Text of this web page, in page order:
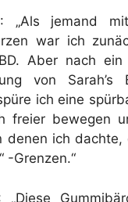
„Als jemand mit
war ich
Aber nach ein
von Sarah’s
ich eine
freier bewegen
denen ich
-Grenzen.“
„Diese